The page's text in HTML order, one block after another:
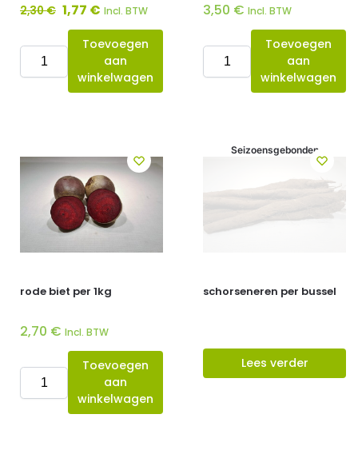
2,30€ 1,77 € Incl. BTW
Toevoegen
aan
winkelwagen
3,50 € Incl. BTW
Toevoegen
aan
winkelwagen
rode biet per 1kg
2,70 € Incl. BTW
Toevoegen
aan
winkelwagen
Seizoensgebonden
schorseneren per bussel
Lees verder